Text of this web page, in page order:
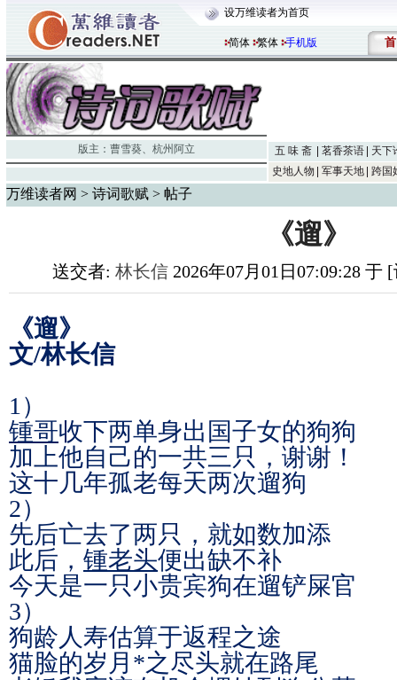
设万维读者为首页
简体 繁体 手机版 首
版主： 曹雪葵、 杭州阿立 五 味 斋 茗香茶语
天下
史地人物
军事天地 跨国
万维读者网 > 诗词歌赋 > 帖子
《遛》
送交者: 林长信 2026年07月01日07:09:28 于
《遛》
文/林长信
1）
锺哥收下两单身出国子女的狗狗
加上他自己的一共三只，谢谢！
这十几年孤老每天两次遛狗
2）
先后亡去了两只，就如数加添
此后， 锺老头便出缺不补
今天是一只小贵宾狗在遛铲屎官
3）
狗龄人寿估算于返程之途
猫脸的岁月*之尽头就在路尾